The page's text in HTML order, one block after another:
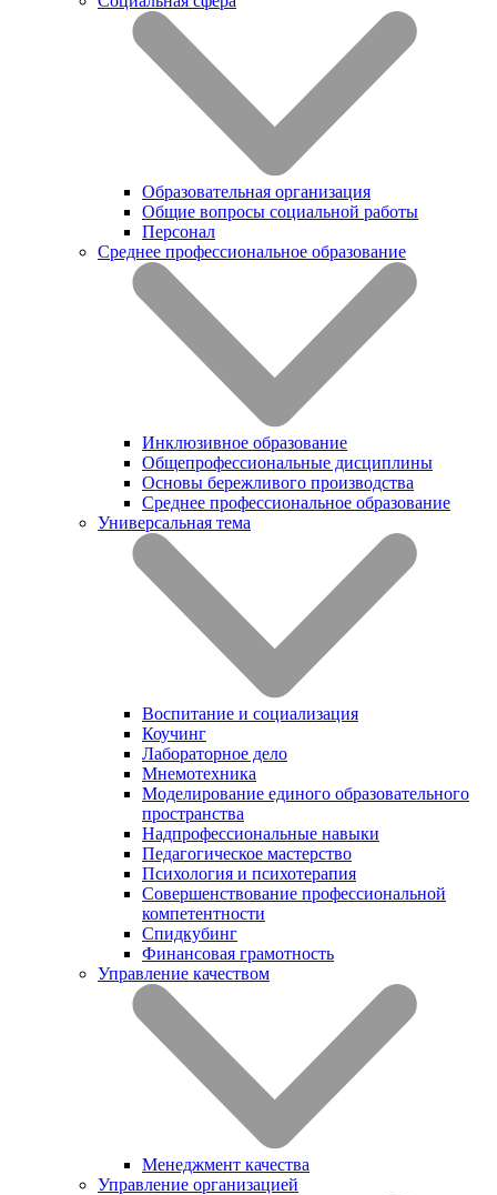
Образовательная организация
Общие вопросы социальной работы
Персонал
Среднее профессиональное образование
Инклюзивное образование
Общепрофессиональные дисциплины
Основы бережливого производства
Среднее профессиональное образование
Универсальная тема
Воспитание и социализация
Коучинг
Лабораторное дело
Мнемотехника
Моделирование единого образовательного
пространства
Надпрофессиональные навыки
Педагогическое мастерство
Психология и психотерапия
Совершенствование профессиональной
компетентности
Спидкубинг
Финансовая грамотность
Управление качеством
Менеджмент качества
Управление организацией